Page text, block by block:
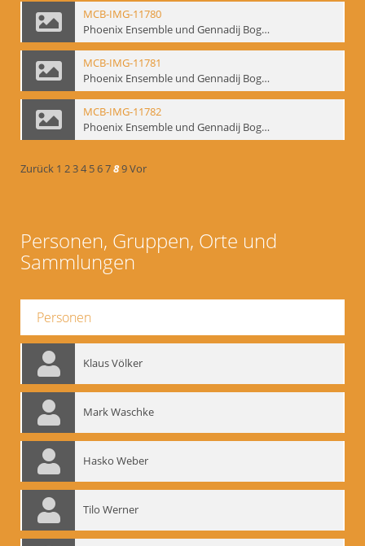
MCB-IMG-11780
Phoenix Ensemble und Gennadij Bogdanow; BM-img-105-6
MCB-IMG-11781
Phoenix Ensemble und Gennadij Bogdanow; BM-img-105-7
MCB-IMG-11782
Phoenix Ensemble und Gennadij Bogdanow; BM-img-105-8
Zurück 1 234 56789Vor
Personen, Gruppen, Orte und
Sammlungen
Personen
Klaus Völker
Mark Waschke
Hasko Weber
Tilo Werner